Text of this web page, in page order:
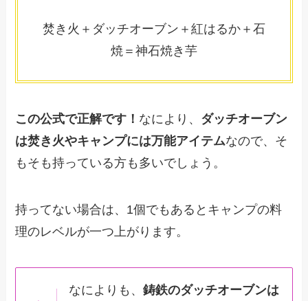
焚き火＋ダッチオーブン＋紅はるか＋石
焼＝神石焼き芋
この公式で正解です！ なにより、 ダッチオーブン
は焚き火やキャンプには万能アイテムなので、そ
もそも持っている方も多いでしょう。
持ってない場合は、1個でもあるとキャンプの料
理のレベルが一つ上がります。
なによりも、 鋳鉄のダッチオーブンは